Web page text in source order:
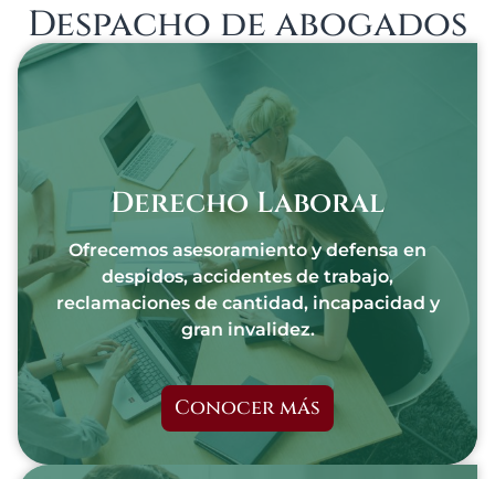
Despacho de abogados
Derecho Laboral
Ofrecemos asesoramiento y defensa en
despidos, accidentes de trabajo,
reclamaciones de cantidad, incapacidad y
gran invalidez.
Conocer más